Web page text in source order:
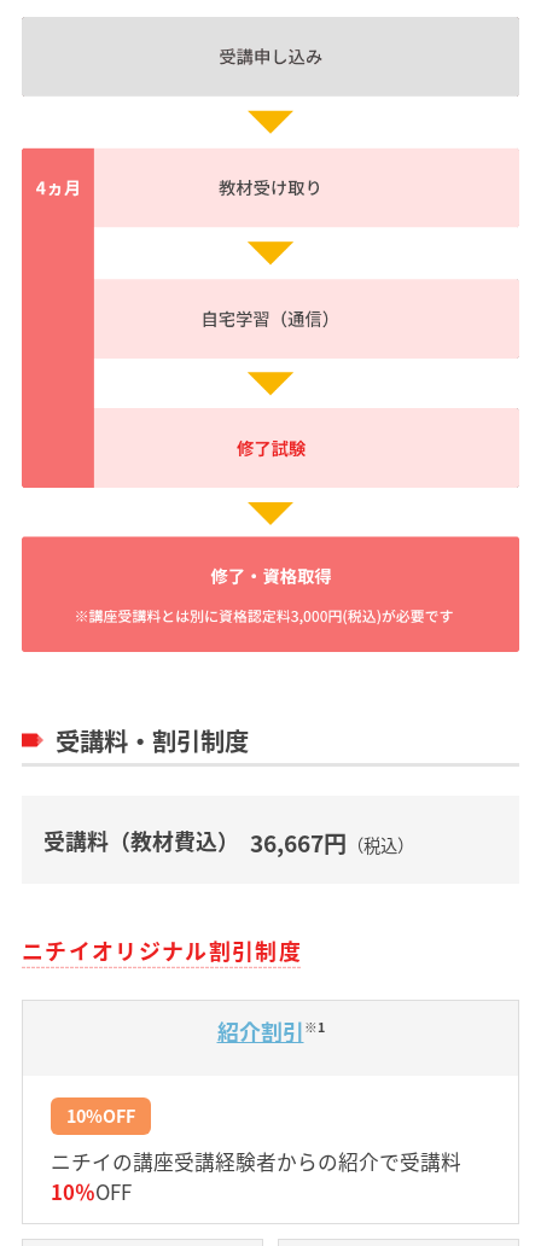
受講料・割引制度
受講料（教材費込） 36,667円 （税込）
ニチイオリジナル割引制度
紹介割引 ※1
10%OFF
ニチイの講座受講経験者からの紹介で受講料
10％OFF